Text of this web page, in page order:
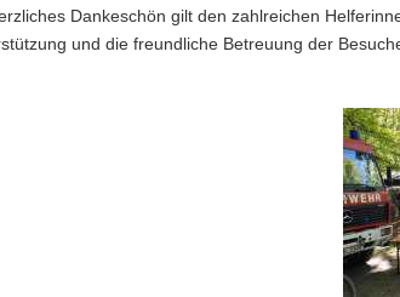
Dankeschön gilt den zahlreichen
und die freundliche Betreuung der